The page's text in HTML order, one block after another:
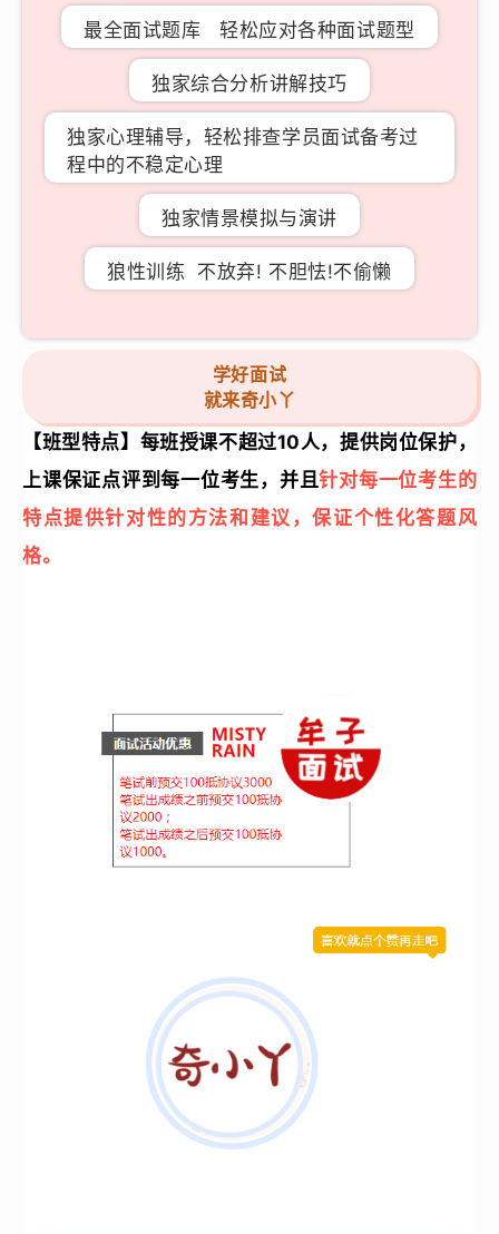
最全面试题库轻松应对各种面试题型
独家综合分析讲解技巧
独家心理辅导，轻松排查学员面试备考过
程中的不稳定心理
独家情景模拟与演讲
狼性训练 不放弃! 不胆怯!不偷懒
学好面试
就来奇小丫
【班型特点】 每班授课不超过10人，提供岗位保护，
上课保证点评到每一位考生，并且针对每一位考生的
特点提供针对性的方法和建议，保证个性化答题风
格。